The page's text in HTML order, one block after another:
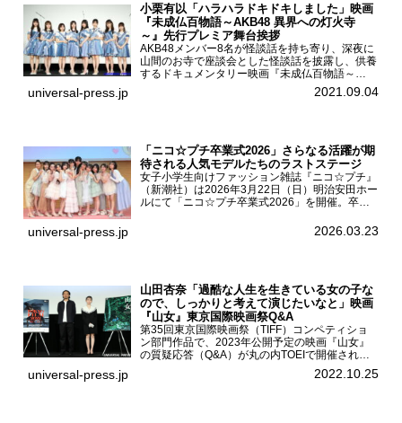
小栗有以「ハラハラドキドキしました」映画
『未成仏百物語～AKB48 異界への灯火寺
～』先行プレミア舞台挨拶
AKB48メンバー8名が怪談話を持ち寄り、深夜に
山間のお寺で座談会とした怪談話を披露し、供養
するドキュメンタリー映画『未成仏百物語～
AKB48異界への灯火寺～』の先行プレミア舞台
挨拶が東京・ユナイテッド・シネマ豊洲で開催さ
universal-press.jp 2021.09.04
「ニコ☆プチ卒業式2026」さらなる活躍が期
待される人気モデルたちのラストステージ
女子小学生向けファッション雑誌『ニコ☆プチ』
（新潮社）は2026年3月22日（日）明治安田ホー
ルにて「ニコ☆プチ卒業式2026」を開催。卒業
ん、末永ひなた、高梨琴乃、土井ありさ、藤田蒼
universal-press.jp 2026.03.23
山田杏奈「過酷な人生を生きている女の子な
ので、しっかりと考えて演じたいなと」映画
『山女』東京国際映画祭Q&A
第35回東京国際映画祭（TIFF）コンペティショ
ン部門作品で、2023年公開予定の映画『山女』
の質疑応答（Q&A）が丸の内TOEIで開催され、
主演を務めた女優の山田杏奈、監督の福永壮志が
登壇。本作について語った。映画『山女』第35
universal-press.jp 2022.10.25